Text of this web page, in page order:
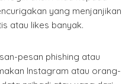
yang menjanjikan
atau likes banyak.
pesan phishing atau
Instagram atau orang-